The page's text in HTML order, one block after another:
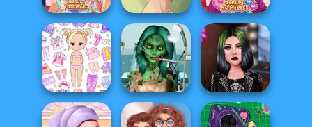
ASMR Beauty
Treatment
Natural Girl
Portrait
ASMR Beauty
Homeless